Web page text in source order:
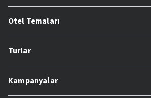
Otel Temaları
Turlar
Kampanyalar